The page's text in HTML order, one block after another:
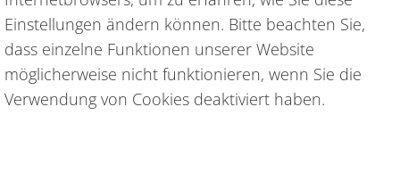
Einstellungen ändern können. Bitte beachten Sie,
dass einzelne Funktionen unserer Website
möglicherweise nicht funktionieren, wenn Sie die
Verwendung von Cookies deaktiviert haben.